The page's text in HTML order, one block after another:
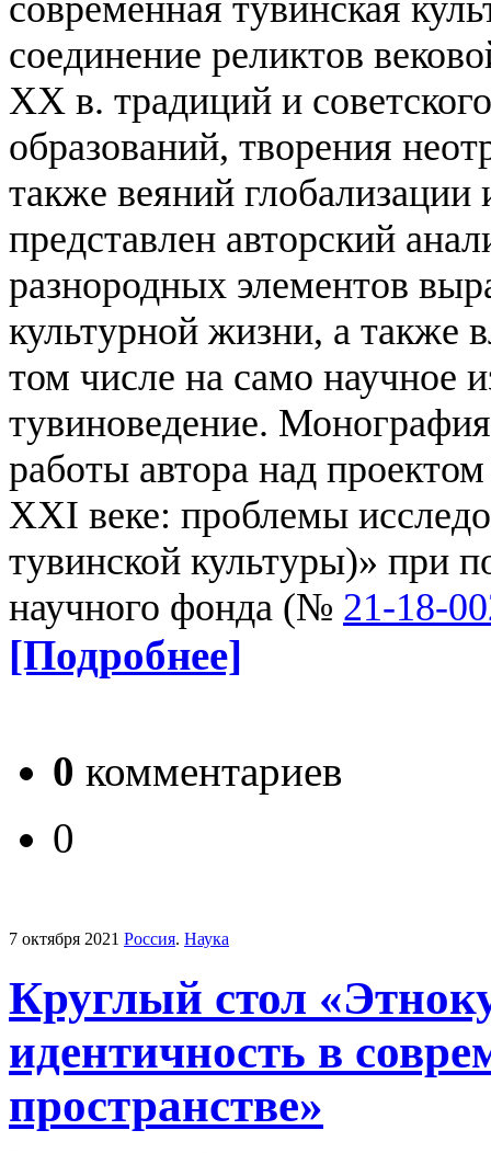
современная тувинская
соединение реликтов
ХХ в. традиций и
образований, творения
также веяний
представлен авторский
разнородных элементов
культурной жизни, а также
том числе на само научное
тувиноведение. Монография
работы автора над
XXI веке: проблемы
тувинской культуры)» при
научного фонда (№ 21-18-
[Подробнее]
0 комментариев
0
7 октября 2021 Россия. Наука
Круглый стол
идентичность в
пространстве»